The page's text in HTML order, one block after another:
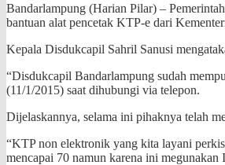
Bandarlampung (Harian Pilar) –
bantuan alat pencetak KTP-e dari
Kepala Disdukcapil Sahril Sanusi
“Disdukcapil Bandarlampung sudah
(11/1/2015) saat dihubungi via telepon.
Dijelaskannya, selama ini pihaknya telah
“KTP non elektronik yang kita layani
mencapai 70 namun karena ini